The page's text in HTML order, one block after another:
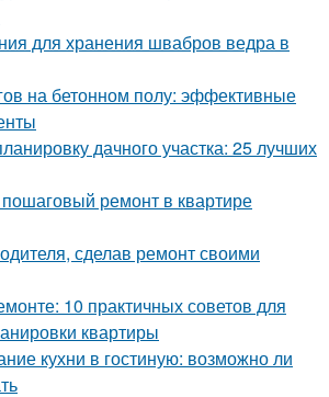
для хранения швабров ведра в
на бетонном полу: эффективные
дачного участка: 25 лучших
ремонт в квартире
сделав ремонт своими
10 практичных советов для
квартиры
кухни в гостиную: возможно ли